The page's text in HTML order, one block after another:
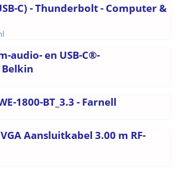
C) - Thunderbolt - Computer &
audio- en USB-C®-
1800-BT_3.3 - Farnell
Aansluitkabel 3.00 m RF-